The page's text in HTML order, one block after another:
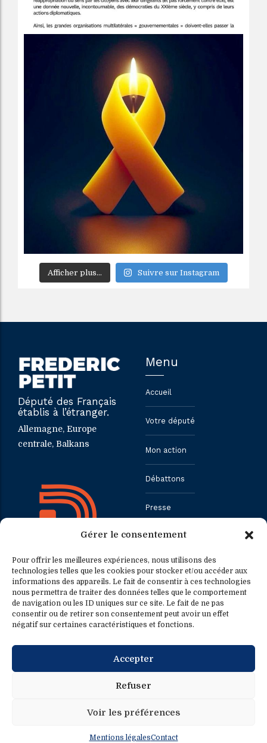
Gérer le consentement
Pour offrir les meilleures expériences, nous utilisons des
technologies telles que les cookies pour stocker et/ou accéder aux
informations des appareils. Le fait de consentir à ces technologies
nous permettra de traiter des données telles que le comportement
de navigation ou les ID uniques sur ce site. Le fait de ne pas
consentir ou de retirer son consentement peut avoir un effet
négatif sur certaines caractéristiques et fonctions.
Accepter
Refuser
Voir les préférences
Mentions légalesContact
Afficher plus... Suivre sur Instagram
Député des Français
établis à l’étranger.
Allemagne, Europe
centrale, Balkans
Menu
Accueil
Votre député
Mon action
Débattons
Presse
Contact
Contact
0033.1.40.63.75.31
Contact presse
presse@fredericpetit.eu